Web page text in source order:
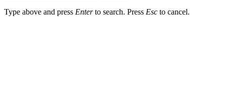
Type above and press Enterto search. Press Esc to cancel.